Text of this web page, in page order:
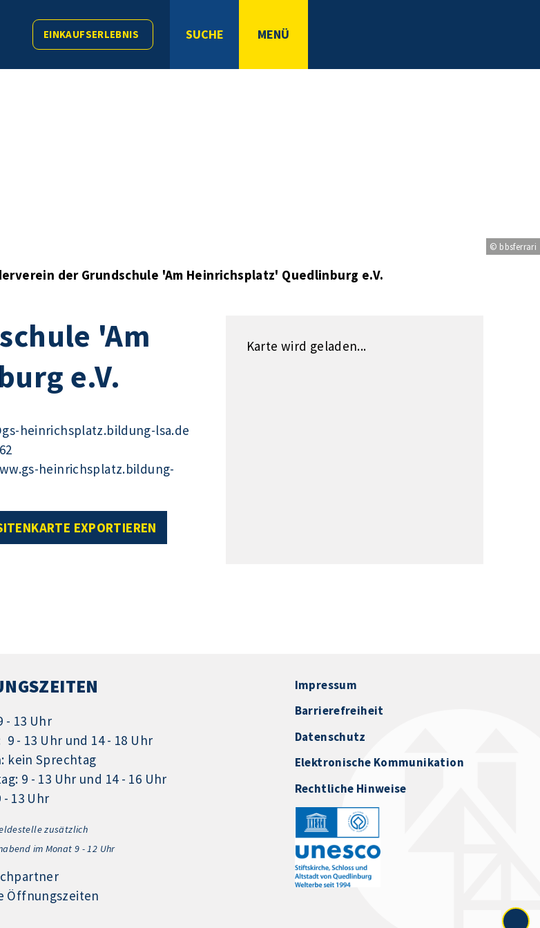
EINKAUFSERLEBNIS SUCHE MENÜ
© bbsferrari
der Grundschule 'Am Heinrichsplatz' Quedlinburg e.V.
'Am
e.V.
heinrichsplatz.bildung-lsa.de
heinrichsplatz.bildung-
EXPORTIEREN
Karte wird geladen...
- 13 Uhr
9 - 13 Uhr und 14 - 18 Uhr
kein Sprechtag
9 - 13 Uhr und 14 - 16 Uhr
- 13 Uhr
zusätzlich
im Monat 9 - 12 Uhr
Öffnungszeiten
Impressum
Barrierefreiheit
Datenschutz
Elektronische Kommunikation
Rechtliche Hinweise